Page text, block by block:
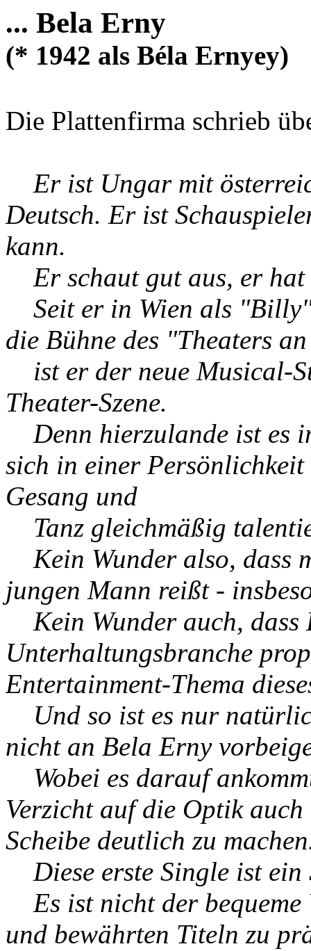
... Bela Erny
(* 1942 als Béla Ernyey)
Die Plattenfirma schrieb
Er ist Ungar mit
Deutsch. Er ist
kann.
Er schaut gut aus, er hat
Seit er in Wien als
die Bühne des "Theaters
ist er der neue Musical-
Theater-Szene.
Denn hierzulande ist es
sich in einer
Gesang und
Tanz gleichmäßig
Kein Wunder also, dass
jungen Mann reißt -
Kein Wunder auch, dass
Unterhaltungsbranche
Entertainment-Thema
Und so ist es nur
nicht an Bela Erny
Wobei es darauf
Verzicht auf die Optik
Scheibe deutlich zu
Diese erste Single ist ein
Es ist nicht der bequeme
und bewährten Titeln zu